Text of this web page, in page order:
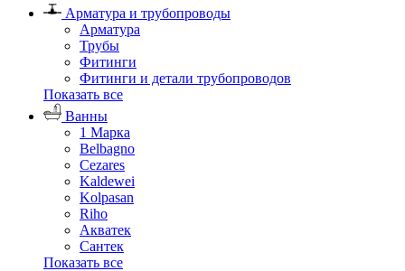
Арматура и трубопроводы
Арматура
Трубы
Фитинги
Фитинги и детали трубопроводов
Показать все
Ванны
1 Марка
Belbagno
Cezares
Kaldewei
Kolpasan
Riho
Акватек
Сантек
Показать все